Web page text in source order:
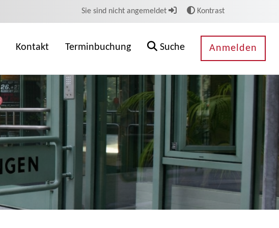
Sie sind nicht angemeldet Kontrast
Kontakt Terminbuchung Suche Anmelden